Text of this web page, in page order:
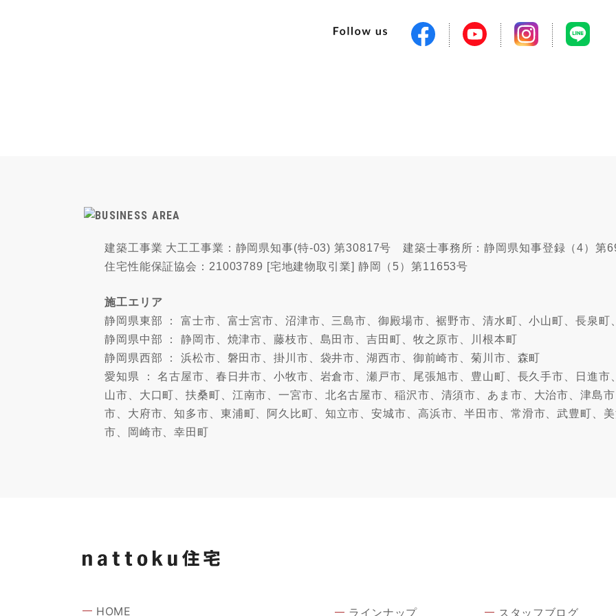
建築工事業 大工工事業：静岡県知事(特-03) 第30817号 建築士事務所：静岡県知事登録（4）第
住宅性能保証協会：21003789 [宅地建物取引業] 静岡（5）第11653号
施工エリア
静岡県東部 ： 富士市、富士宮市、沼津市、三島市、御殿場市、裾野市、清水町、小山町、長泉
静岡県中部 ： 静岡市、焼津市、藤枝市、島田市、吉田町、牧之原市、川根本町
静岡県西部 ： 浜松市、磐田市、掛川市、袋井市、湖西市、御前崎市、菊川市、森町
愛知県 ： 名古屋市、春日井市、小牧市、岩倉市、瀬戸市、尾張旭市、豊山町、長久手市、日進
山市、大口町、扶桑町、江南市、一宮市、北名古屋市、稲沢市、清須市、あま市、大治市、津島
市、大府市、知多市、東浦町、阿久比町、知立市、安城市、高浜市、半田市、常滑市、武豊町、
市、岡崎市、幸田町
HOME ラインナップ スタッフブログ